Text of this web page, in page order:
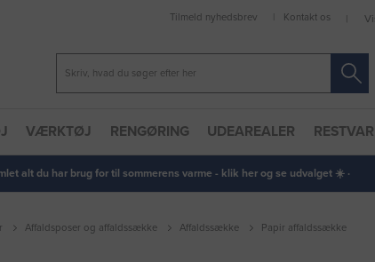
Tilmeld nyhedsbrev Kontakt os
VÆRKTØJ RENGØRING UDEAREALER
alt du har brug for til sommerens varme - klik her og se udvalget ☀️ ·
Affaldsposer og affaldssække Affaldssække Papir affaldssække